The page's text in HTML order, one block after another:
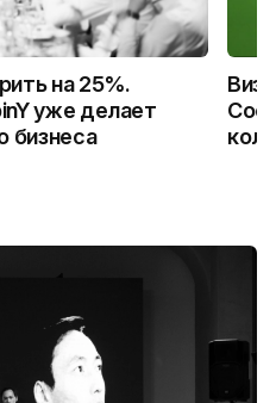
на 25%.
уже делает
бизнеса